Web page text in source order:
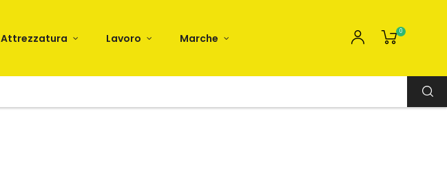
Attrezzatura Lavoro Marche
0